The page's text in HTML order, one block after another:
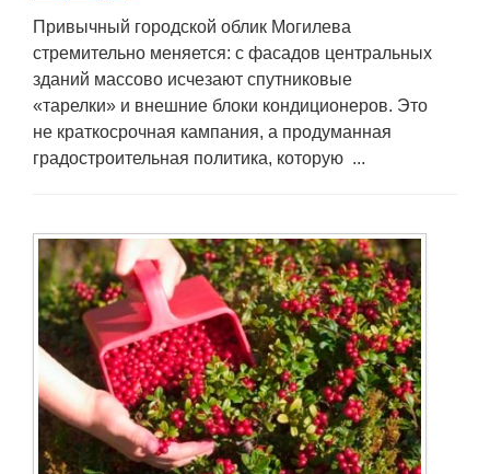
Привычный городской облик Могилева
стремительно меняется: с фасадов центральных
зданий массово исчезают спутниковые
«тарелки» и внешние блоки кондиционеров. Это
не краткосрочная кампания, а продуманная
градостроительная политика, которую ...